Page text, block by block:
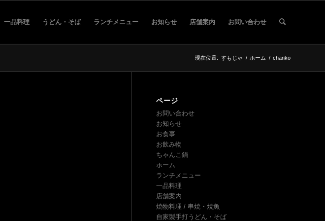
一品料理 うどん・そば ランチメニュー お知らせ 店舗案内 お問い合わせ
現在位置: すもじゃ / ホーム / chanko
ページ
お問い合わせ
お知らせ
お食事
お飲み物
ちゃんこ鍋
ホーム
ランチメニュー
一品料理
店舗案内
焼物料理 / 串焼・焼魚
自家製手打うどん・そば